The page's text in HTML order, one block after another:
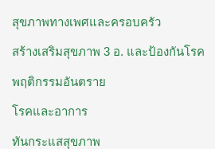
สุขภาพทางเพศและครอบครัว
สร้างเสริมสุขภาพ 3 อ. ​และป้องกันโรค
พฤติกรรมอันตราย
โรคและอาการ
ทันกระแสสุขภาพ